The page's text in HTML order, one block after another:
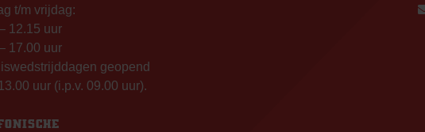
t/m vrijdag:
12.15 uur
17.00 uur
geopend
uur (i.p.v. 09.00 uur).